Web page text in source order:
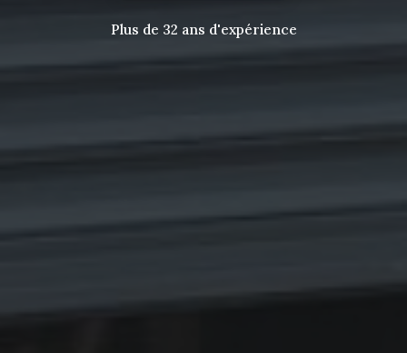
Plus de 32 ans d'expérience